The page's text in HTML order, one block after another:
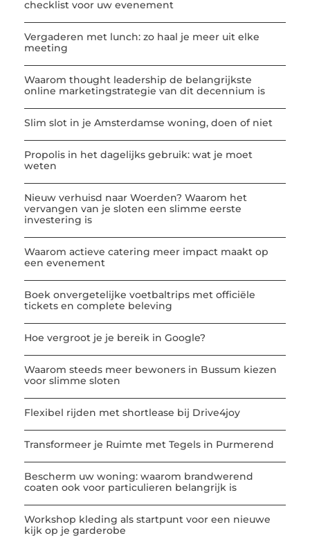
checklist voor uw evenement
Vergaderen met lunch: zo haal je meer uit elke
meeting
Waarom thought leadership de belangrijkste
online marketingstrategie van dit decennium is
Slim slot in je Amsterdamse woning, doen of niet
Propolis in het dagelijks gebruik: wat je moet
weten
Nieuw verhuisd naar Woerden? Waarom het
vervangen van je sloten een slimme eerste
investering is
Waarom actieve catering meer impact maakt op
een evenement
Boek onvergetelijke voetbaltrips met officiële
tickets en complete beleving
Hoe vergroot je je bereik in Google?
Waarom steeds meer bewoners in Bussum kiezen
voor slimme sloten
Flexibel rijden met shortlease bij Drive4joy
Transformeer je Ruimte met Tegels in Purmerend
Bescherm uw woning: waarom brandwerend
coaten ook voor particulieren belangrijk is
Workshop kleding als startpunt voor een nieuwe
kijk op je garderobe